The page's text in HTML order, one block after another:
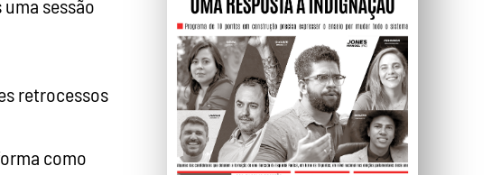
sessão
retrocessos
como